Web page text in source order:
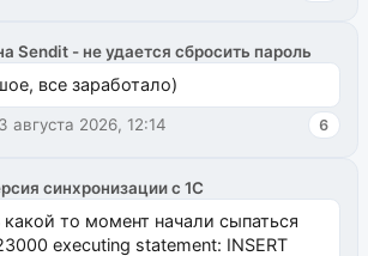
Sendit - не удается сбросить пароль
все заработало)
августа 2026, 12:14 6
синхронизации с 1С
то момент начали сыпаться
executing statement: INSERT